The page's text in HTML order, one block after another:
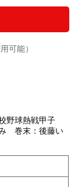
可能）
野球熱戦甲子
巻末：後藤い